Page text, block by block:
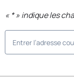
« *» indique les